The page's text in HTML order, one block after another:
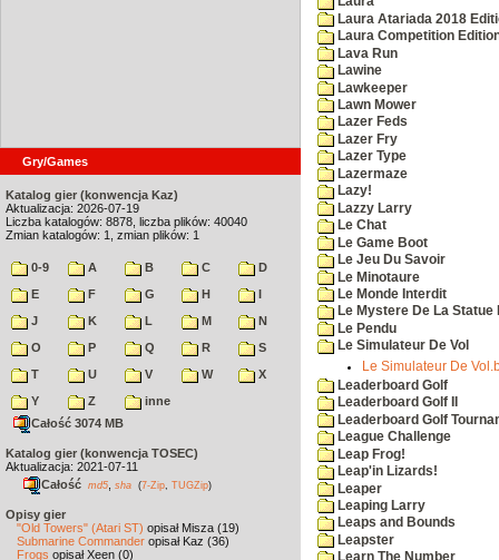
Gry/Games
Katalog gier (konwencja Kaz)
Aktualizacja: 2026-07-19
Liczba katalogów: 8878, liczba plików: 40040
Zmian katalogów: 1, zmian plików: 1
0-9 A B C
D
E
F G H
I
J
K L M
N
O
P Q R
S
T
U V W
X
Y
Z
inne
Całość 3074 MB
Katalog gier (konwencja TOSEC)
Aktualizacja: 2021-07-11
Całość md5 sha (7-Zip TUGZip)
Opisy gier
"Old Towers" (Atari ST) opisał Misza (19)
Submarine Commander opisał Kaz (36)
Frogs opisał Xeen (0)
Laura Atariada 2018
Laura Competition
Lava Run
Lawine
Lawkeeper
Lawn Mower
Lazer Feds
Lazer Fry
Lazer Type
Lazermaze
Lazy!
Lazzy Larry
Le Chat
Le Game Boot
Le Jeu Du Savoir
Le Minotaure
Le Monde Interdit
Le Mystere De La Statue
Le Pendu
Le Simulateur De Vol
Le Simulateur De
Leaderboard Golf
Leaderboard Golf II
Leaderboard Golf
League Challenge
Leap Frog!
Leap'in Lizards!
Leaper
Leaping Larry
Leaps and Bounds
Leapster
Learn The Number